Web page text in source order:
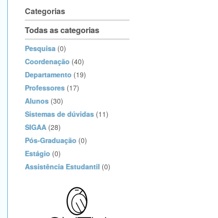
Categorias
Todas as categorias
Pesquisa (0)
Coordenação (40)
Departamento (19)
Professores (17)
Alunos (30)
Sistemas de dúvidas (11)
SIGAA (28)
Pós-Graduação (0)
Estágio (0)
Assistência Estudantil (0)